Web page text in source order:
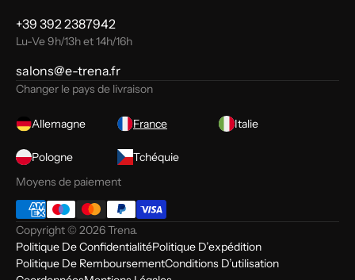
+39 392 2387942
Lu-Ve 9h/13h et 14h/16h
salons@e-trena.fr
Changer le pays de livraison
Allemagne France Italie
Pologne
Tchéquie
Moyens de paiement
Copyright © 2026Trena.
Politique De ConfidentialitéPolitique D’expédition
Politique De RemboursementConditions D’utilisation